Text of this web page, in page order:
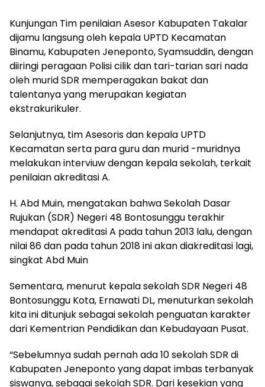
Kunjungan Tim penilaian Asesor Kabupaten Takalar
dijamu langsung oleh kepala UPTD Kecamatan
Binamu, Kabupaten Jeneponto, Syamsuddin, dengan
diiringi peragaan Polisi cilik dan tari-tarian sari nada
oleh murid SDR memperagakan bakat dan
talentanya yang merupakan kegiatan
ekstrakurikuler.
Selanjutnya, tim Asesoris dan kepala UPTD
Kecamatan serta para guru dan murid -muridnya
melakukan interviuw dengan kepala sekolah, terkait
penilaian akreditasi A.
H. Abd Muin, mengatakan bahwa Sekolah Dasar
Rujukan (SDR) Negeri 48 Bontosunggu terakhir
mendapat akreditasi A pada tahun 2013 lalu, dengan
nilai 86 dan pada tahun 2018 ini akan diakreditasi lagi,
singkat Abd Muin
Sementara, menurut kepala sekolah SDR Negeri 48
Bontosunggu Kota, Ernawati DL, menuturkan sekolah
kita ini ditunjuk sebagai sekolah penguatan karakter
dari Kementrian Pendidikan dan Kebudayaan Pusat.
“Sebelumnya sudah pernah ada 10 sekolah SDR di
Kabupaten Jeneponto yang dapat imbas terbanyak
siswanya, sebagai sekolah SDR. Dari kesekian yang